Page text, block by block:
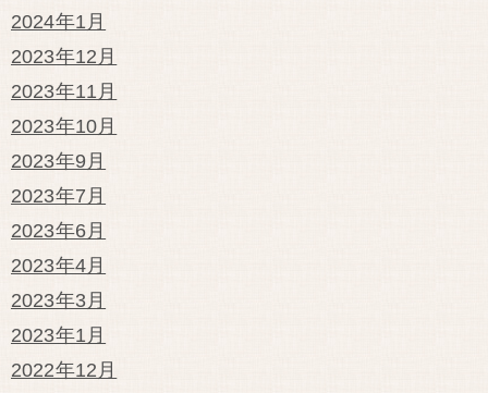
2024年1月
2023年12月
2023年11月
2023年10月
2023年9月
2023年7月
2023年6月
2023年4月
2023年3月
2023年1月
2022年12月